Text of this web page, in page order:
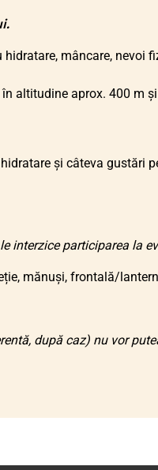
mâncare, nevoi
altitudine aprox. 400 m
și câteva gustări
interzice participarea la
mănuși, frontală/
după caz) nu vor